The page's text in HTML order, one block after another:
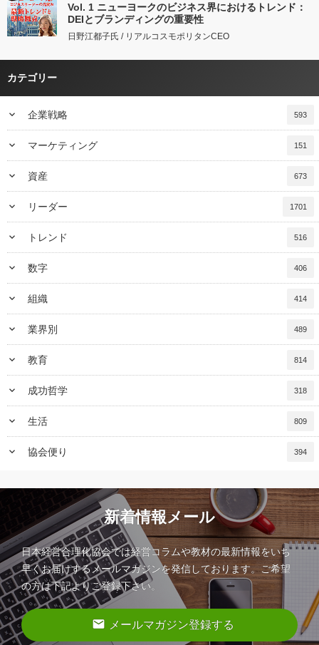
Vol. 1 ニューヨークのビジネス界におけるトレンド：
DEIとブランディングの重要性
日野江都子氏 / リアルコスモポリタンCEO
カテゴリー
keyboard_arrow_down 企業戦略 593
keyboard_arrow_down マーケティング 151
keyboard_arrow_down 資産 673
keyboard_arrow_down リーダー 1701
keyboard_arrow_down トレンド 516
keyboard_arrow_down 数字 406
keyboard_arrow_down 組織 414
keyboard_arrow_down 業界別 489
keyboard_arrow_down 教育 814
keyboard_arrow_down 成功哲学 318
keyboard_arrow_down 生活 809
keyboard_arrow_down 協会便り 394
新着情報メール
日本経営合理化協会では経営コラムや教材の最新情報をいち
早くお届けするメールマガジンを発信しております。ご希望
の方は下記よりご登録下さい。
email メールマガジン登録する